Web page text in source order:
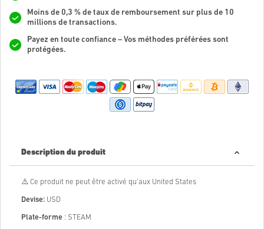
Moins de 0,3 % de taux de remboursement sur plus de 10
millions de transactions.
Payez en toute confiance – Vos méthodes préférées sont
protégées.
Description du produit
⚠️ Ce produit ne peut être activé qu'aux United States
Devise: USD
Plate-forme : STEAM